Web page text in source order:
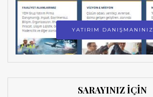
YATIRIM DANIŞMANINIZ
SARAYINIZ İÇİN